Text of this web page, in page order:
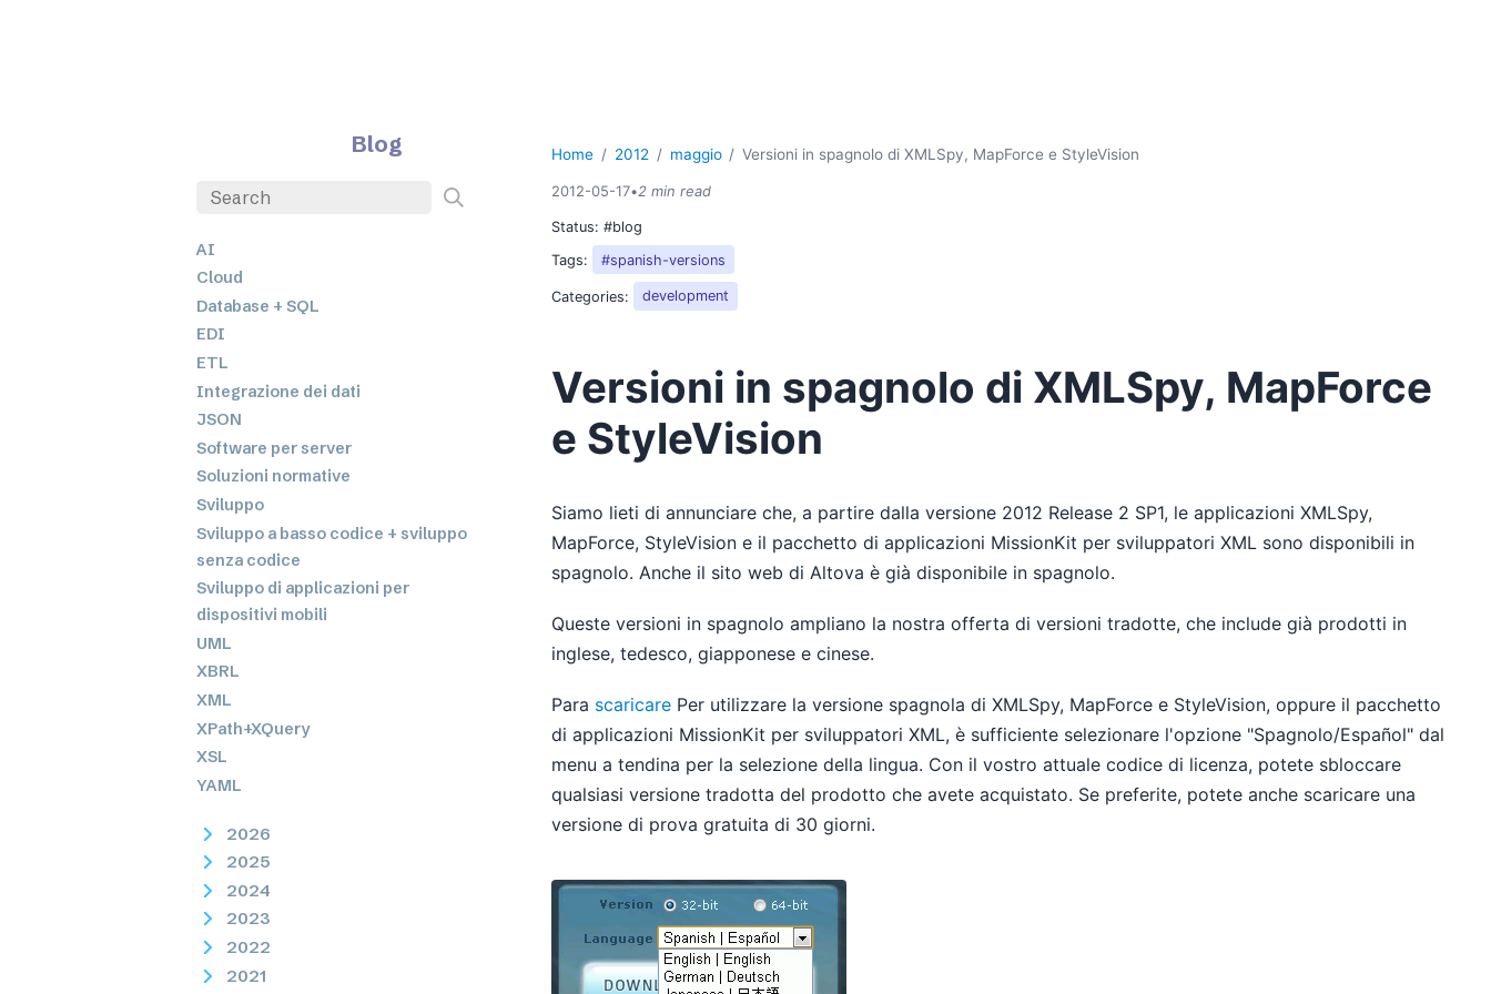
Blog
AI
Cloud
Database + SQL
EDI
ETL
Integrazione dei dati
JSON
Software per server
Soluzioni normative
Sviluppo
Sviluppo a basso codice + sviluppo
senza codice
Sviluppo di applicazioni per
dispositivi mobili
UML
XBRL
XML
XPath+XQuery
XSL
YAML
2026
2025
2024
2023
2022
2021
Home 2012 maggio Versioni in spagnolo di XMLSpy, MapForce e StyleVision
2012-05-17•2 min read
Status:#blog
Tags:
#spanish-versions
Categories: development
Versioni in spagnolo di XMLSpy, MapForce
e StyleVision
Siamo lieti di annunciare che, a partire dalla versione 2012 Release 2 SP1, le applicazioni XMLSpy,
MapForce, StyleVision e il pacchetto di applicazioni MissionKit per sviluppatori XML sono disponibili in
spagnolo. Anche il sito web di Altova è già disponibile in spagnolo.
Queste versioni in spagnolo ampliano la nostra offerta di versioni tradotte, che include già prodotti in
inglese, tedesco, giapponese e cinese.
Para scaricare Per utilizzare la versione spagnola di XMLSpy, MapForce e StyleVision, oppure il pacchetto
di applicazioni MissionKit per sviluppatori XML, è sufficiente selezionare l'opzione "Spagnolo/Español" dal
menu a tendina per la selezione della lingua. Con il vostro attuale codice di licenza, potete sbloccare
qualsiasi versione tradotta del prodotto che avete acquistato. Se preferite, potete anche scaricare una
versione di prova gratuita di 30 giorni.